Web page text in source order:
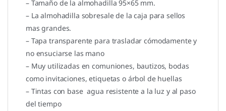
– Tamaño de la almohadilla 95×65 mm.
– La almohadilla sobresale de la caja para sellos
mas grandes.
– Tapa transparente para trasladar cómodamente y
no ensuciarse las mano
– Muy utilizadas en comuniones, bautizos, bodas
como invitaciones, etiquetas o árbol de huellas
– Tintas con base agua resistente a la luz y al paso
del tiempo